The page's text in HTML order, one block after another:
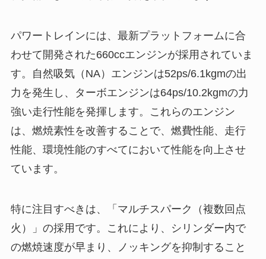
パワートレインには、最新プラットフォームに合
わせて開発された660ccエンジンが採用されていま
す。自然吸気（NA）エンジンは52ps/6.1kgmの出
力を発生し、ターボエンジンは64ps/10.2kgmの力
強い走行性能を発揮します。これらのエンジン
は、燃焼素性を改善することで、燃費性能、走行
性能、環境性能のすべてにおいて性能を向上させ
ています。
特に注目すべきは、「マルチスパーク（複数回点
火）」の採用です。これにより、シリンダー内で
の燃焼速度が早まり、ノッキングを抑制すること